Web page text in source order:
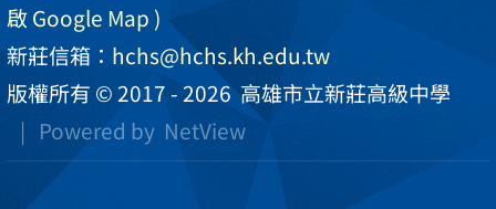
啟 Google Map )
新莊信箱： hchs@hchs.kh.edu.tw
版權所有 © 2017 - 2026高雄市立新莊高級中學
| Powered by NetView